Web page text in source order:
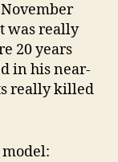
was really
20 years
in his near-
really killed
model: